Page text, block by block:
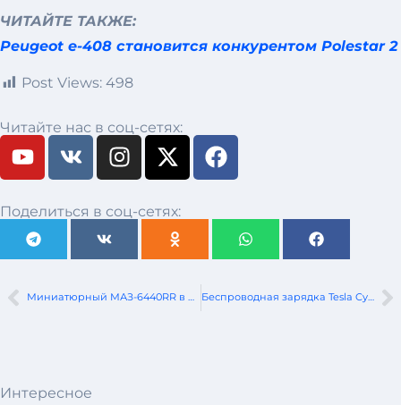
ЧИТАЙТЕ ТАКЖЕ:
Peugeot e-408 становится конкурентом Polestar 2
Post Views: 498
Читайте нас в соц-сетях:
Поделиться в соц-сетях:
Миниатюрный МАЗ-6440RR в подарок заводскому музею МАЗа Беспроводная зарядка Tesla CyberCab/Robotaxi показана в новом официальном видео
Интересное